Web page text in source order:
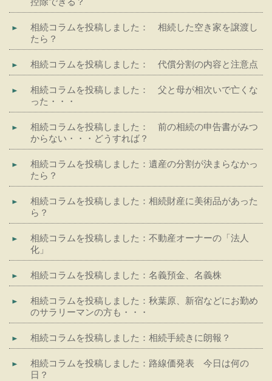
相続コラムを投稿しました： 相続した空き家を譲渡し
たら？
相続コラムを投稿しました： 代償分割の内容と注意点
相続コラムを投稿しました： 父と母が相次いで亡くな
った・・・
相続コラムを投稿しました： 前の相続の申告書がみつ
からない・・・どうすれば？
相続コラムを投稿しました：遺産の分割が決まらなかっ
たら？
相続コラムを投稿しました：相続財産に美術品があった
ら？
相続コラムを投稿しました：不動産オーナーの「法人
化」
相続コラムを投稿しました：名義預金、名義株
相続コラムを投稿しました：秋葉原、新宿などにお勤め
のサラリーマンの方も・・・
相続コラムを投稿しました：相続手続きに朗報？
相続コラムを投稿しました：路線価発表 今日は何の
日？